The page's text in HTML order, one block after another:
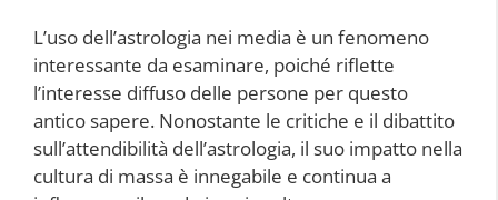
L’uso dell’astrologia nei media è un fenomeno
interessante da esaminare, poiché riflette
l’interesse diffuso delle persone per questo
antico sapere. Nonostante le critiche e il dibattito
sull’attendibilità dell’astrologia, il suo impatto nella
cultura di massa è innegabile e continua a